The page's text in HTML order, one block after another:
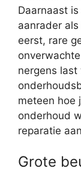
Daarnaast
aanrader
eerst, rare
nergens last
meteen hoe
onderhoud
reparatie
Grote